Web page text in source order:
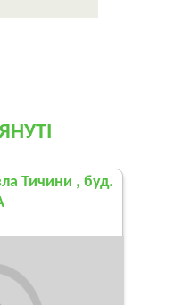
Тичини , буд.